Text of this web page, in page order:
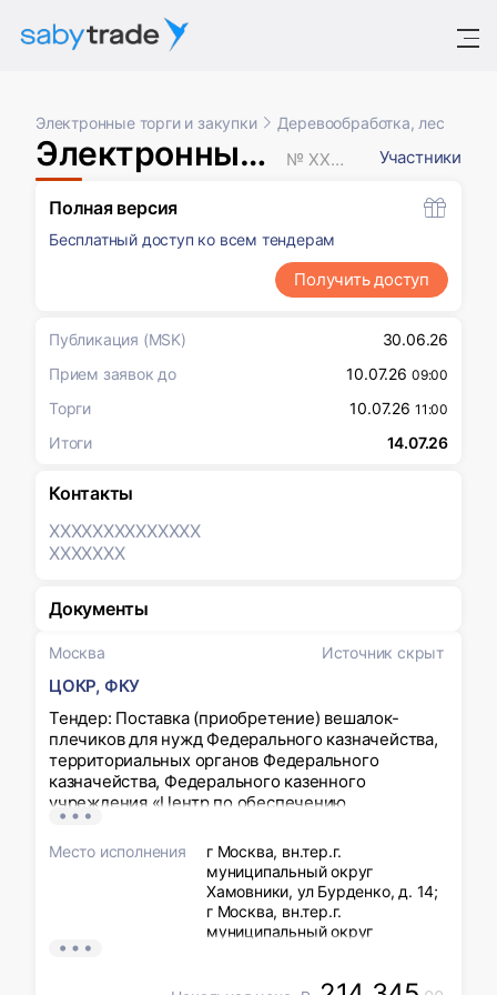
Электронные торги и закупки Деревообработка, лес
Электронный аукцион № XXXXXXX Участники
Москва Источник скрыт
ЦОКР, ФКУ
Тендер: Поставка (приобретение) вешалок-
плечиков для нужд Федерального казначейства,
территориальных органов Федерального
казначейства, Федерального казенного
учреждения «Центр по обеспечению
деятельности Казначейства России»,
федеральных органов исполнительной власти и
их территориальных органов.
Место исполнения
г Москва, вн.тер.г.
муниципальный округ
Хамовники, ул Бурденко, д. 14;
г Москва, вн.тер.г.
муниципальный округ
Москва, вн.тер.г.
Полная версия
Бесплатный доступ ко всем тендерам
Получить доступ
Публикация (MSK)
30.06.26
Прием заявок до
10.07.26 09:00
Торги 10.07.26 11:00
Итоги 14.07.26
Контакты
XXXXXXXXXXXXXX
XXXXXXX
Документы